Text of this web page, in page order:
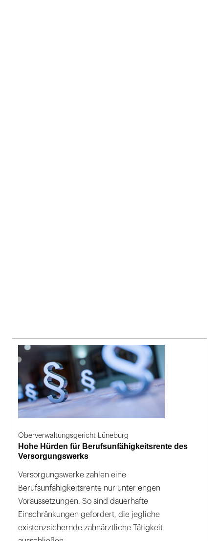
Oberverwaltungsgericht Lüneburg
Hohe Hürden für Berufsunfähigkeitsrente des
Versorgungswerks
Versorgungswerke zahlen eine
Berufsunfähigkeitsrente nur unter engen
Voraussetzungen. So sind dauerhafte
Einschränkungen gefordert, die jegliche
existenzsichernde zahnärztliche Tätigkeit